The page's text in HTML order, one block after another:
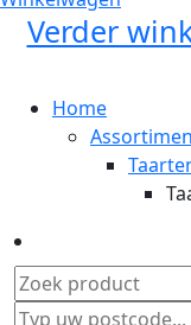
Verder
Home